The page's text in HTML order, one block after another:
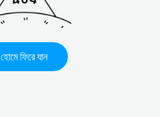
হোমে ফিরে যান